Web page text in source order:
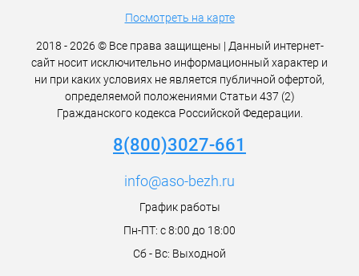
Посмотреть на карте
2018 - 2026 © Все права защищены | Данный интернет-
сайт носит исключительно информационный характер и
ни при каких условиях не является публичной офертой,
определяемой положениями Статьи 437 (2)
Гражданского кодекса Российской Федерации.
8(800)3027-661
info@aso-bezh.ru
График работы
Пн-ПТ: с 8:00 до 18:00
Сб - Вс: Выходной